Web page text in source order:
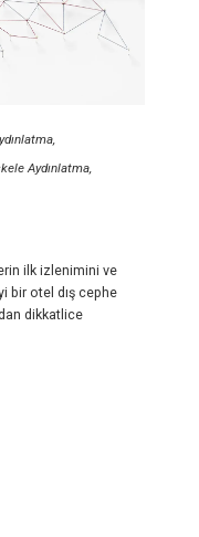
Aydınlatma
ilk izlenimini ve
bir otel dış cephe
dikkatlice